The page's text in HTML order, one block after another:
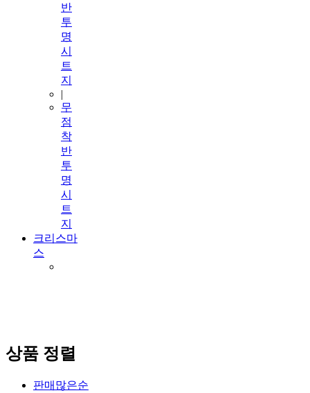
반
투
명
시
트
지
|
무
점
착
반
투
명
시
트
지
크리스마
스
상품 정렬
판매많은순